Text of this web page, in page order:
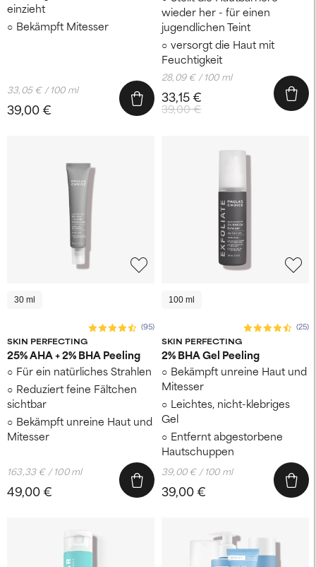
einzieht
Bekämpft Mitesser
39,00 €
33,05 € / 100 ml
wieder her - für einen
jugendlichen Teint
versorgt die Haut mit
Feuchtigkeit
39,00 €
33,15 €
28,09 € / 100 ml
30 ml
SKIN PERFECTING
(95)
25% AHA + 2% BHA Peeling
Für ein natürliches Strahlen
Reduziert feine Fältchen
sichtbar
Bekämpft unreine Haut und
Mitesser
49,00 €
163,33 € / 100 ml
100 ml
SKIN PERFECTING
(25)
2% BHA Gel Peeling
Bekämpft unreine Haut und
Mitesser
Leichtes, nicht-klebriges
Gel
Entfernt abgestorbene
Hautschuppen
39,00 €
39,00 € / 100 ml